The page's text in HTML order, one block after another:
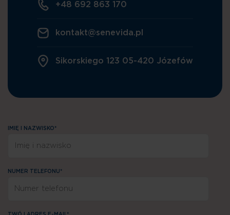
+48 692 863 170
kontakt@senevida.pl
Sikorskiego 123 05-420 Józefów
IMIĘ I NAZWISKO*
NUMER TELEFONU*